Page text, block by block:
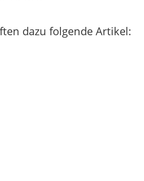
dazu folgende Artikel: